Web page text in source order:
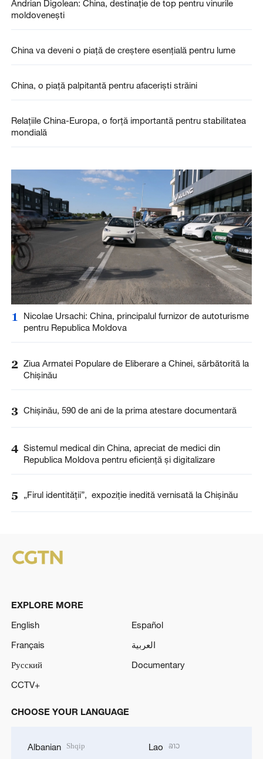
Andrian Digolean: China, destinație de top pentru vinurile
moldovenești
China va deveni o piață de creștere esențială pentru lume
China, o piață palpitantă pentru afaceriști străini
Relațiile China-Europa, o forță importantă pentru stabilitatea
mondială
1
Nicolae Ursachi: China, principalul furnizor de autoturisme
pentru Republica Moldova
2 Ziua Armatei Populare de Eliberare a Chinei, sărbătorită la
Chișinău
3 Chișinău, 590 de ani de la prima atestare documentară
4 Sistemul medical din China, apreciat de medici din
Republica Moldova pentru eficiență și digitalizare
5 „Firul identității”, expoziție inedită vernisată la Chișinău
EXPLORE MORE
English
Español
Français
العربية
Русский
Documentary
CCTV+
CHOOSE YOUR LANGUAGE
Albanian Shqip Lao ລາວ